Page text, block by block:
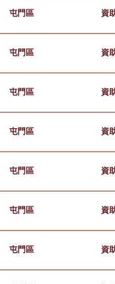
屯門區 資
屯門區 資
屯門區 資
屯門區 資
屯門區 資
屯門區 資
屯門區 資